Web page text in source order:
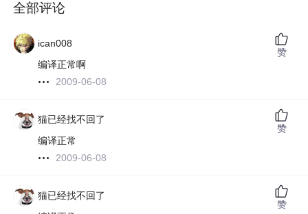
全部评论
ican008
编译正常啊
2009-06-08
赞
猫已经找不回了
编译正常
2009-06-08
赞
猫已经找不回了
赞